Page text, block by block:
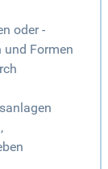
oder -
und Formen